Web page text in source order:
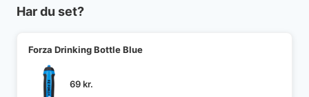
Har du set?
Forza Drinking Bottle Blue
69kr.